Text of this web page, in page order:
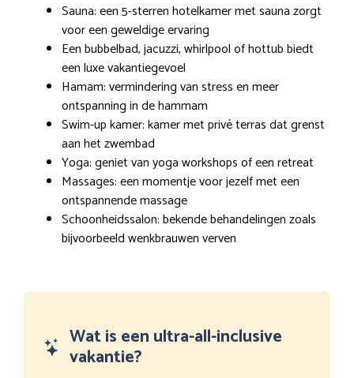
Sauna: een 5-sterren hotelkamer met sauna zorgt
voor een geweldige ervaring
Een bubbelbad, jacuzzi, whirlpool of hottub biedt
een luxe vakantiegevoel
Hamam: vermindering van stress en meer
ontspanning in de hammam
Swim-up kamer: kamer met privé terras dat grenst
aan het zwembad
Yoga: geniet van yoga workshops of een retreat
Massages: een momentje voor jezelf met een
ontspannende massage
Schoonheidssalon: bekende behandelingen zoals
bijvoorbeeld wenkbrauwen verven
Wat is een ultra-all-inclusive
vakantie?